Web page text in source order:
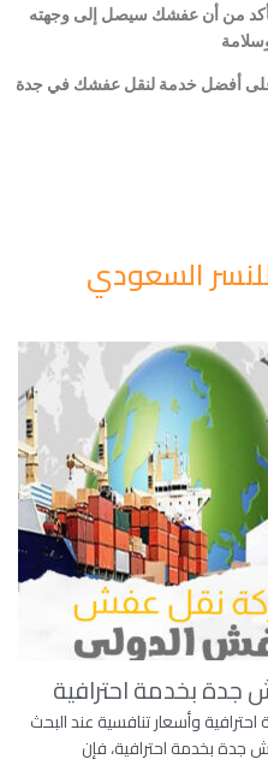
من أن عفشك سيصل إلى وجهته
السعودي
بخدمة احترافية
وأسعار تنافسية عند البحث